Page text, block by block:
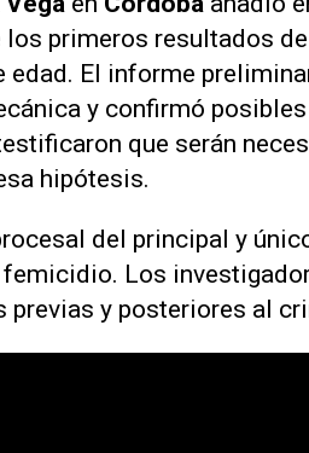
primeros resultados
edad. El informe
y confirmó
que serán
hipótesis.
del principal y
Los
previas y posteriores al